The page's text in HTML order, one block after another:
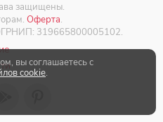
защищены.
Оферта.
319665800005102.
вы соглашаетесь с
cookie.